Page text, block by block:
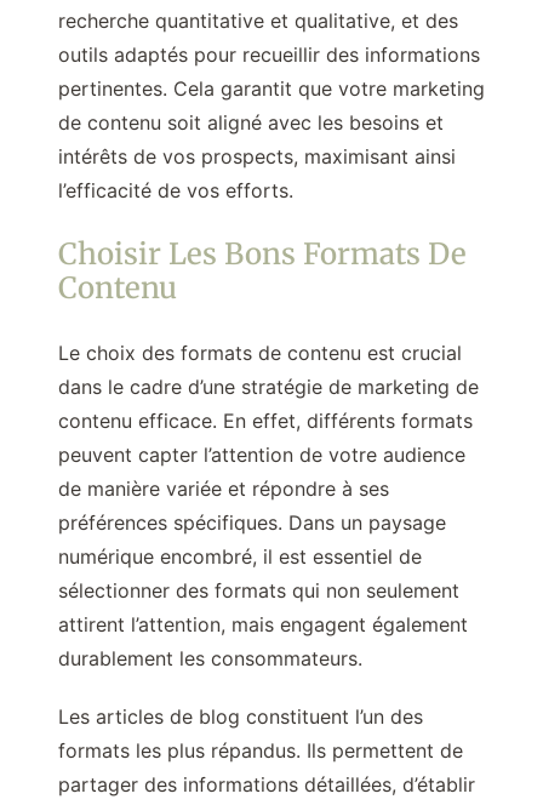
recherche quantitative et qualitative, et des
outils adaptés pour recueillir des informations
pertinentes. Cela garantit que votre marketing
de contenu soit aligné avec les besoins et
intérêts de vos prospects, maximisant ainsi
l’efficacité de vos efforts.
Choisir Les Bons Formats De
Contenu
Le choix des formats de contenu est crucial
dans le cadre d’une stratégie de marketing de
contenu efficace. En effet, différents formats
peuvent capter l’attention de votre audience
de manière variée et répondre à ses
préférences spécifiques. Dans un paysage
numérique encombré, il est essentiel de
sélectionner des formats qui non seulement
attirent l’attention, mais engagent également
durablement les consommateurs.
Les articles de blog constituent l’un des
formats les plus répandus. Ils permettent de
partager des informations détaillées, d’établir